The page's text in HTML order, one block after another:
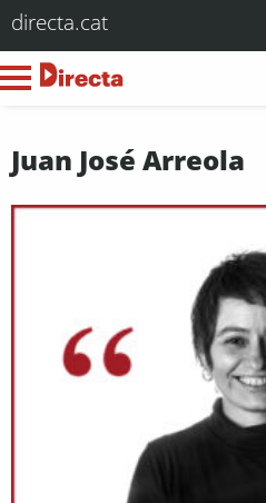
directa.cat
Juan José Arreola